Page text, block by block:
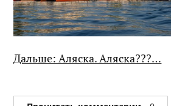
Дальше: Аляска. Аляска???…